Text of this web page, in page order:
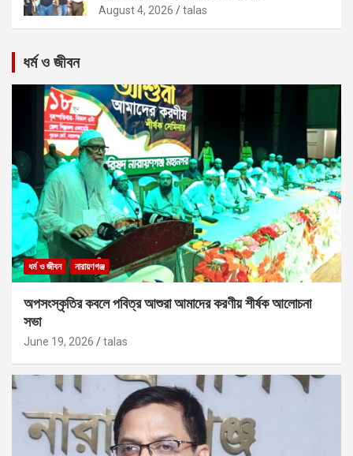
August 4, 2026 talas
ধর্ম ও জীবন
ধর্ম ও জীবন নারায়ণগঞ্জ
অপসংস্কৃতির কবলে পবিত্র আশুরা আমাদের করণীয় শীর্ষক আলোচনা
সভা
June 19, 2026 talas